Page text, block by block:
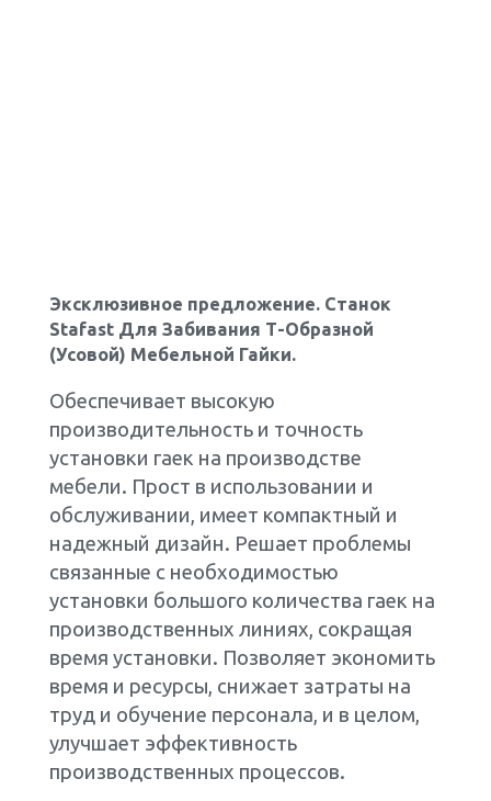
Эксклюзивное предложение. Станок
Stafast Для Забивания Т-Образной
(Усовой) Мебельной Гайки.
Обеспечивает высокую
производительность и точность
установки гаек на производстве
мебели. Прост в использовании и
обслуживании, имеет компактный и
надежный дизайн. Решает проблемы
связанные с необходимостью
установки большого количества гаек на
производственных линиях, сокращая
время установки. Позволяет экономить
время и ресурсы, снижает затраты на
труд и обучение персонала, и в целом,
улучшает эффективность
производственных процессов.